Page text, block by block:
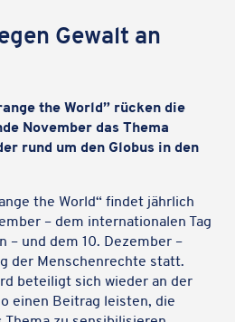
Gewalt an
the World” rücken die
Novem­ber das Thema
rund um den Globus in den
the World“ findet jähr­lich
– dem inter­na­tio­na­len Tag
– und dem 10. Dezem­ber –
der Menschen­rechte statt.
betei­ligt sich wieder an der
einen Beitrag leisten, die